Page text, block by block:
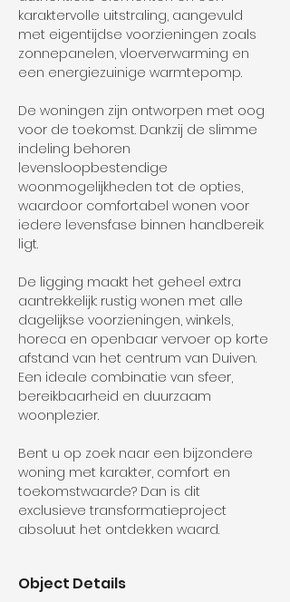
karaktervolle uitstraling, aangevuld
met eigentijdse voorzieningen zoals
zonnepanelen, vloerverwarming en
een energiezuinige warmtepomp.
De woningen zijn ontworpen met oog
voor de toekomst. Dankzij de slimme
indeling behoren
levensloopbestendige
woonmogelijkheden tot de opties,
waardoor comfortabel wonen voor
iedere levensfase binnen handbereik
ligt.
De ligging maakt het geheel extra
aantrekkelijk: rustig wonen met alle
dagelijkse voorzieningen, winkels,
horeca en openbaar vervoer op korte
afstand van het centrum van Duiven.
Een ideale combinatie van sfeer,
bereikbaarheid en duurzaam
woonplezier.
Bent u op zoek naar een bijzondere
woning met karakter, comfort en
toekomstwaarde? Dan is dit
exclusieve transformatieproject
absoluut het ontdekken waard.
Object Details